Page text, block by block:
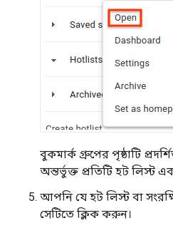
বুকমার্ক গ্রুপের পৃষ্ঠাটি
অন্তর্ভুক্ত প্রতিটি হট লিস্ট
আপনি যে হট লিস্ট বা
সেটিতে ক্লিক করুন।